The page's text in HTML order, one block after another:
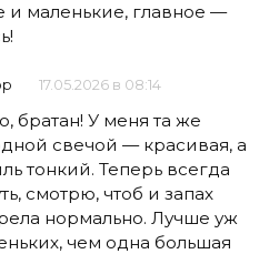
и маленькие, главное —
17.05.2026 в 08:14
братан! У меня та же
свечой — красивая, а
тонкий. Теперь всегда
смотрю, чтоб и запах
нормально. Лучше уж
чем одна большая